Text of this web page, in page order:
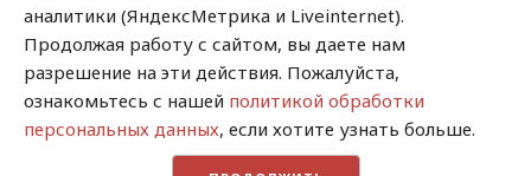
Криминал
Успех
Хватит это терпеть
аналитики (ЯндексМетрика и Liveinternet).
Продолжая работу с сайтом, вы даете нам
разрешение на эти действия. Пожалуйста,
ознакомьтесь с нашей политикой обработки
персональных данных, если хотите узнать больше.